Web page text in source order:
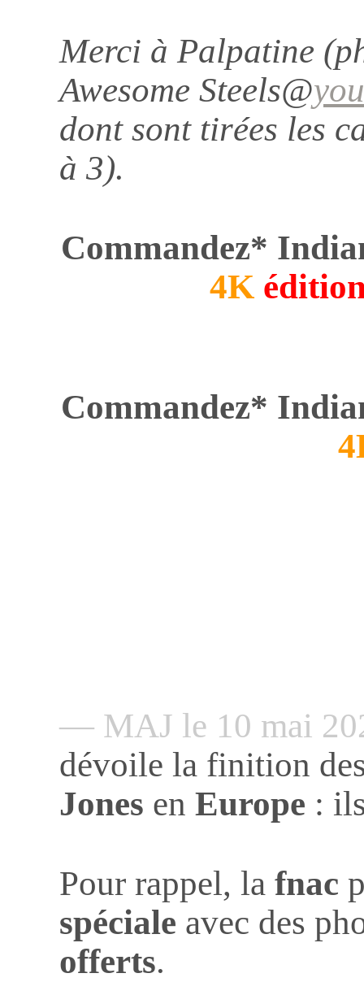
Merci à Palpatine
Awesome Steels@
dont sont tirées les
à 3).
Commandez*
4K
Commandez*
— MAJ le 10 mai
dévoile la finition
Jones enEurope :
Pour rappel, lafnac
spéciale avec des
offerts.